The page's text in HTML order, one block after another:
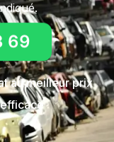
69
au meilleur prix